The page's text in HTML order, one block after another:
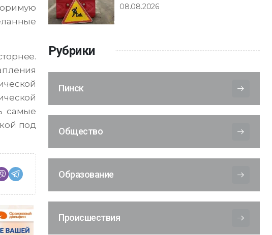
самые
под
08.08.2026
Рубрики
Пинск
Общество
Образование
Происшествия